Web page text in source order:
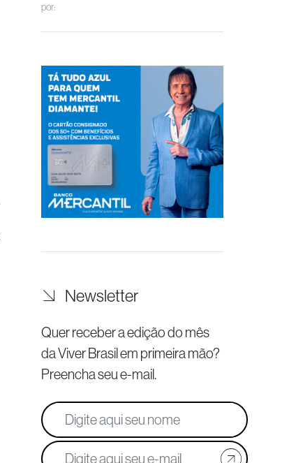
por:
Newsletter
Quer receber a edição do mês
da Viver Brasilem primeira mão?
Preencha seu e-mail.